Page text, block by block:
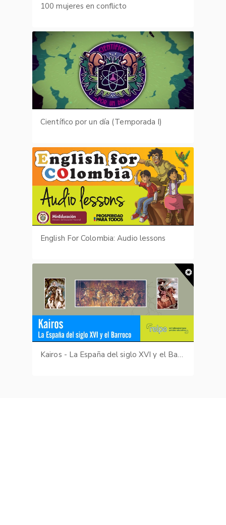
100 mujeres en conflicto
Científico por un día (Temporada I)
English For Colombia: Audio lessons
Kairos - La España del siglo XVI y el Barroco